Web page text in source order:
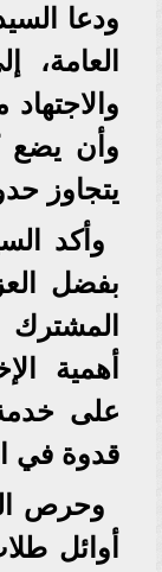
ودعا
العامة،
وأن يضع
يتجاوز
وأكد
بفضل
أهمية
على خدمة
قدوة في
وحرص
أوائل